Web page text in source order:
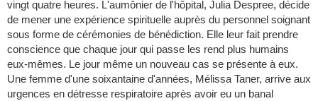
vingt quatre heures. L'aumônier de l'hôpital, Julia Despree, décide
de mener une expérience spirituelle auprès du personnel soignant
sous forme de cérémonies de bénédiction. Elle leur fait prendre
conscience que chaque jour qui passe les rend plus humains
eux-mêmes. Le jour même un nouveau cas se présente à eux.
Une femme d'une soixantaine d'années, Mélissa Taner, arrive aux
urgences en détresse respiratoire après avoir eu un banal